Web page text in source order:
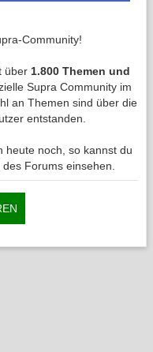
Community!
über 1.800 Themen und
Supra Community im
an Themen sind über die
entstanden.
heute noch, so kannst du
Forums einsehen.